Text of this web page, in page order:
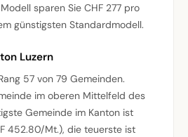
sparen Sie CHF 277 pro
günstigsten Standardmodell.
Luzern
57 von 79 Gemeinden.
im oberen Mittelfeld des
Gemeinde im Kanton ist
452.80/Mt.), die teuerste ist